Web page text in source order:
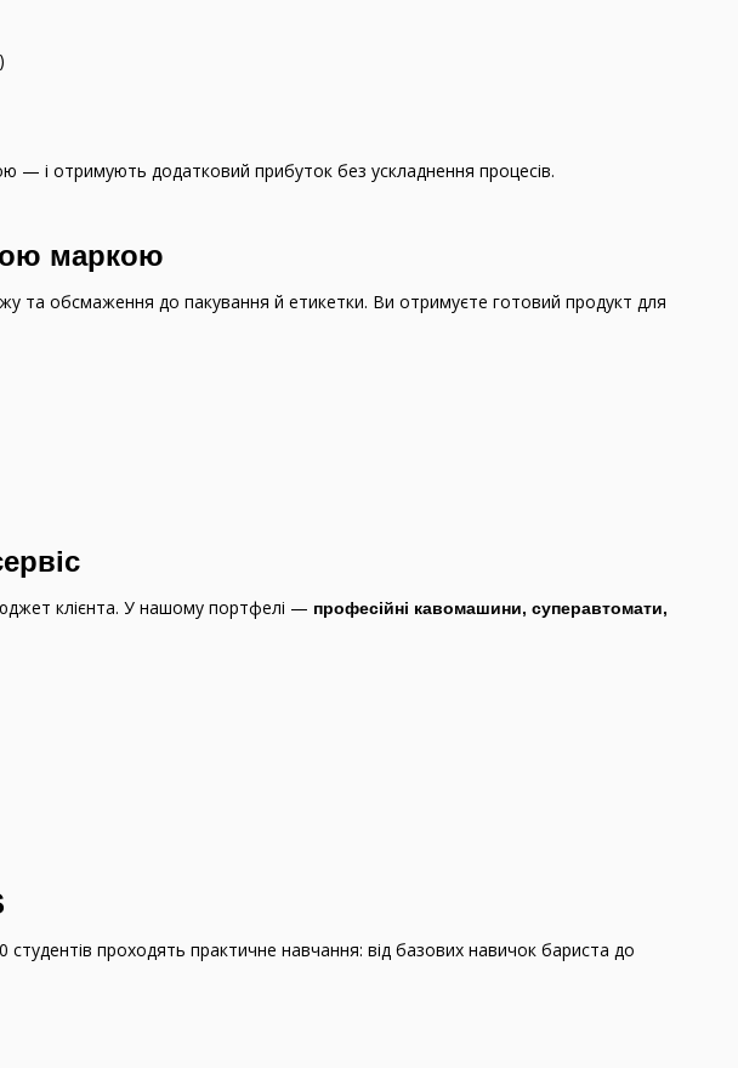
— і отримують додатковий прибуток без ускладнення процесів.
маркою
та обсмаження до пакування й етикетки. Ви отримуєте готовий продукт для
клієнта. У нашому портфелі — професійні кавомашини, суперавтомати,
проходять практичне навчання: від базових навичок бариста до